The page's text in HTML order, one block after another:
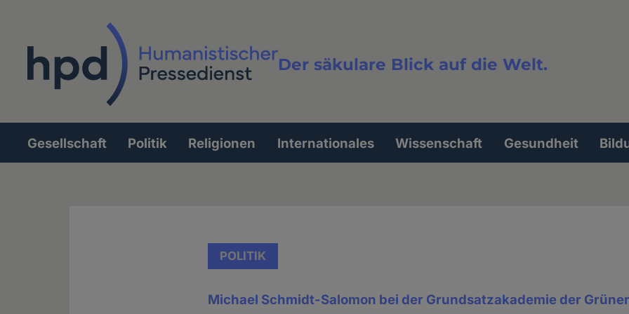
Der säkulare Blick auf die Welt.
Volltextsuche
Hauptnavigation
Gesellschaft Politik Religionen Internationales Wissenschaft Gesundheit
POLITIK
Michael Schmidt-Salomon bei der Grundsatzakademie der